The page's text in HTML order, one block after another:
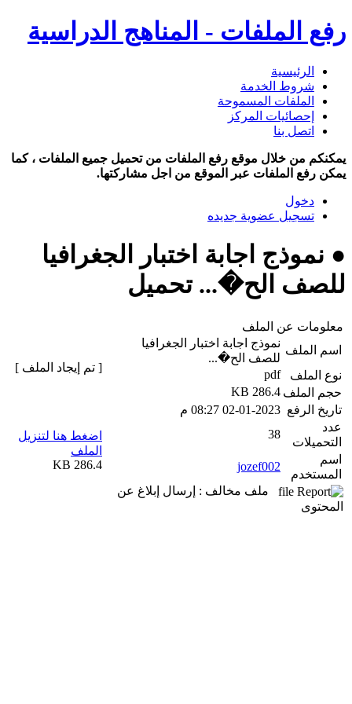
رفع الملفات - المناهج الدراسية
الرئيسية
شروط الخدمة
الملفات المسموحة
إحصائيات المركز
اتصل بنا
يمكنكم من خلال موقع رفع الملفات من تحميل جميع الملفات ، كما
يمكن رفع الملفات عبر الموقع من اجل مشاركتها.
دخول
تسجيل عضوية جديده
● نموذج اجابة اختبار الجغرافيا
للصف الح�... تحميل
معلومات عن الملف
اسم الملف
نموذج اجابة اختبار الجغرافيا
للصف الح�...
نوع الملف
pdf
حجم الملف 286.4 KB
تاريخ الرفع 02-01-2023 08:27 م
عدد
التحميلات
38
اسم
المستخدم
jozef002
ملف مخالف : إرسال إبلاغ عن
المحتوى
[ تم إيجاد الملف ]
اضغط هنا لتنزيل
الملف
286.4 KB